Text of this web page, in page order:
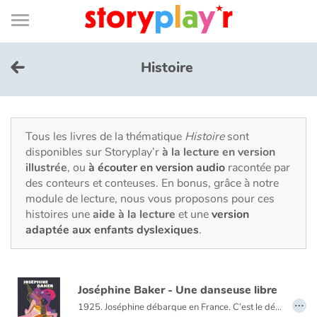
Connexion
Bibliothèque
de
page
Menu
Je me connecte
Tester gratuitement
Bibliothèque
Prix
Contes d'ici et d'ailleurs
Histoire
Tous les livres de la thématique Histoiresont
disponibles sur Storyplay’rà la lecture en version
illustrée, ou à écouter en version audio racontée par
des conteurs et conteuses. En bonus, grâce à notre
module de lecture, nous vous proposons pour ces
histoires uneaide à la lecture et uneversion
adaptée aux enfants dyslexiques.
Joséphine Baker - Une danseuse libre
1925. Joséphine débarque en France. C’est le début d’une incroyable aventure.
…